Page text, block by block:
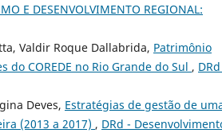
E DESENVOLVIMENTO REGIONAL:
Valdir Roque Dallabrida, Patrimônio
COREDE no Rio Grande do Sul ,
Deves, Estratégias de gestão de
(2013 a 2017) , DRd -